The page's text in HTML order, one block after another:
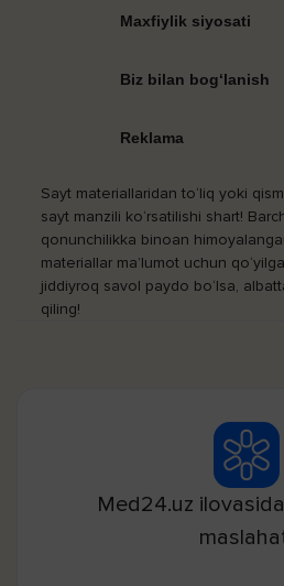
Maxfiylik siyosati
Biz bilan bog‘lanish
Reklama
Sayt materiallaridan to‘liq yoki
sayt manzili ko‘rsatilishi shart!
qonunchilikka binoan
materiallar ma’lumot uchun
jiddiyroq savol paydo bo‘lsa,
qiling!
Med24.uz